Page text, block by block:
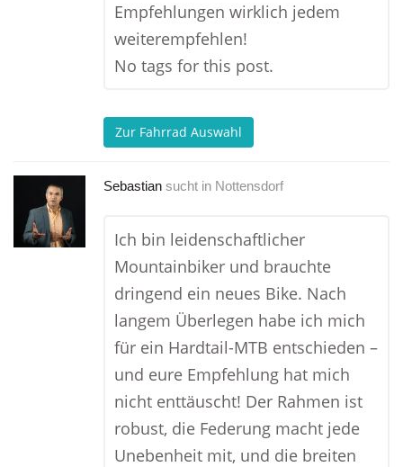
Empfehlungen wirklich jedem
weiterempfehlen!
No tags for this post.
Zur Fahrrad Auswahl
Sebastian sucht in Nottensdorf
Ich bin leidenschaftlicher
Mountainbiker und brauchte
dringend ein neues Bike. Nach
langem Überlegen habe ich mich
für ein Hardtail-MTB entschieden –
und eure Empfehlung hat mich
nicht enttäuscht! Der Rahmen ist
robust, die Federung macht jede
Unebenheit mit, und die breiten